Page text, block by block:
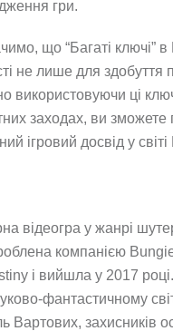
гри.
що “Багаті ключі”
не лише для здобуття
використовуючи ці
заходах, ви
ігровий досвід у
відеогра у жанрі
компанією
і вийшла у 2017 році.
фантастичному
Вартових, захисників